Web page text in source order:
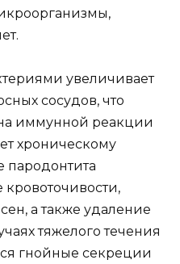
увеличивает
сосудов, что
иммунной реакции
хроническому
пародонтита
а также удаление
тяжелого течения
гнойные секреции